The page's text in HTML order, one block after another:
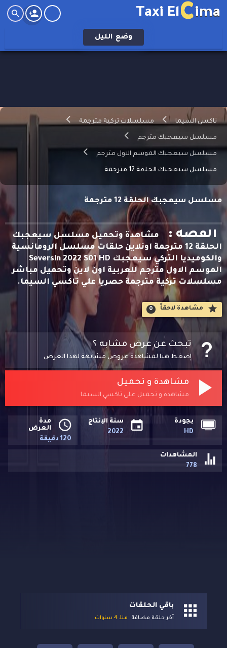
Taxi ElCima
وضع الليل
تاكسي السيما مسلسلات تركية مترجمة
مسلسل سيعجبك مترجم
مسلسل سيعجبك الموسم الاول مترجم
مسلسل سيعجبك الحلقة 12 مترجمة
مسلسل سيعجبك الحلقة 12 مترجمة
القصه :
مشاهدة وتحميل مسلسل سيعجبك
الحلقة 12 مترجمة اونلاين حلقات مسلسل الرومانسية
والكوميديا التركي سيعجبك Seversin 2022 S01 HD
الموسم الاول مترجم للعربية اون لاين وتحميل مباشر
مسلسلات تركية مترجمة حصريا علي تاكسي السيما.
مشاهدة لاحقاََ 0
تبحث عن عرض مشابه ؟
إضغط هنا لمشاهدة عروض مشابهة لهذا العرض
مشاهدة و تحميل
مشاهدة و تحميل على تاكسي السيما
بجودة
HD
سنة الإنتاج
2022
مدة
العرض
120 دقيقة
المشاهدات
778
باقي الحلقات
آخر حلقة مضافة منذ 4 سنوات